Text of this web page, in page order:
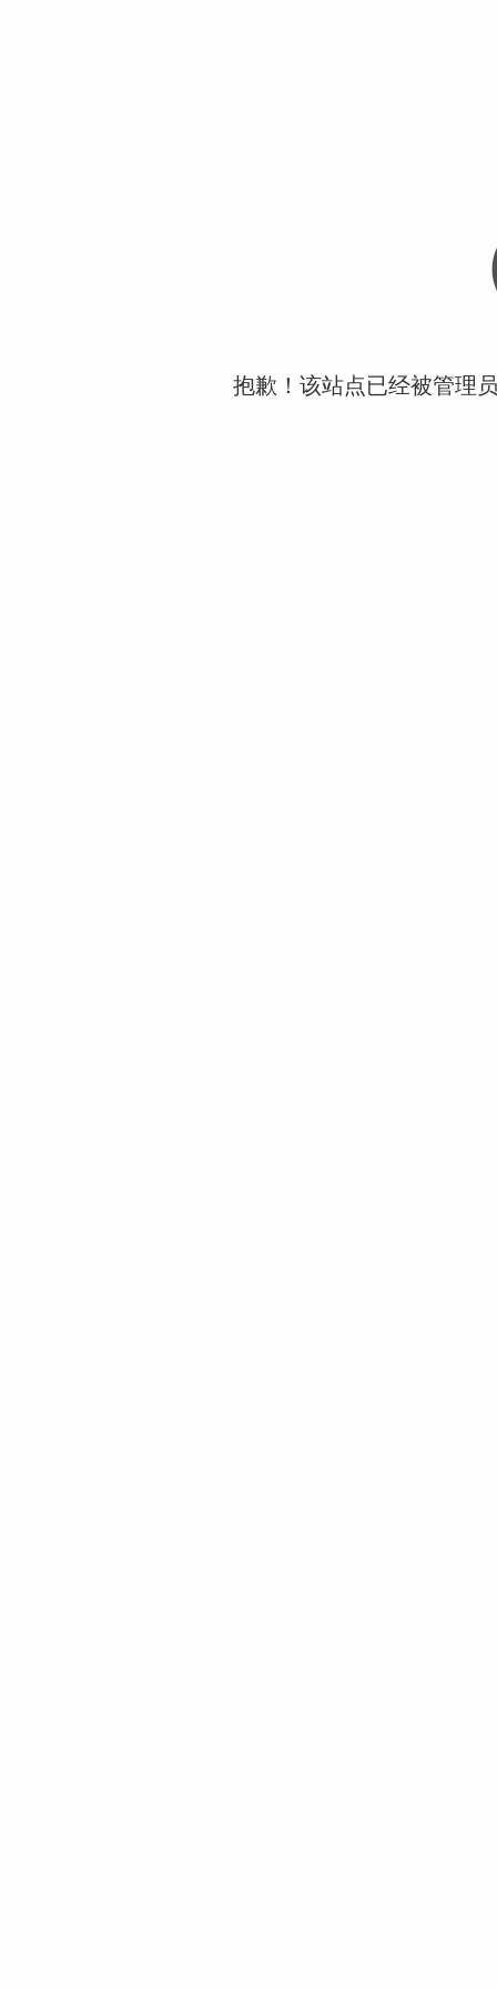
抱歉！该站点已经被管理